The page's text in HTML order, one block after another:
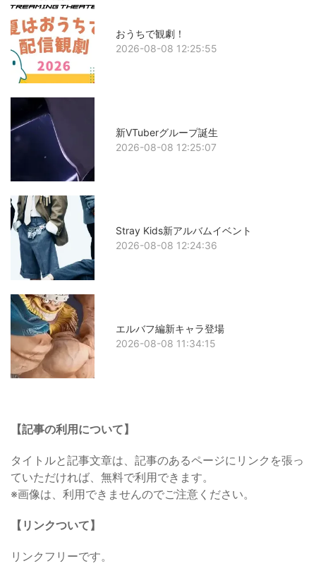
おうちで観劇！
2026-08-08 12:25:55
新VTuberグループ誕生
2026-08-08 12:25:07
Stray Kids新アルバムイベント
2026-08-08 12:24:36
エルバフ編新キャラ登場
2026-08-08 11:34:15
【記事の利用について】
タイトルと記事文章は、記事のあるページにリンクを張っ
ていただければ、無料で利用できます。
※画像は、利用できませんのでご注意ください。
【リンクついて】
リンクフリーです。